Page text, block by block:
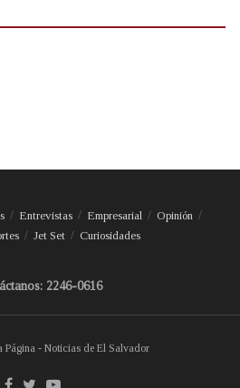
Entrevistas Empresarial
Opinión
Jet Set Curiosidades
2246-0616
Página - Noticias de El Salvador